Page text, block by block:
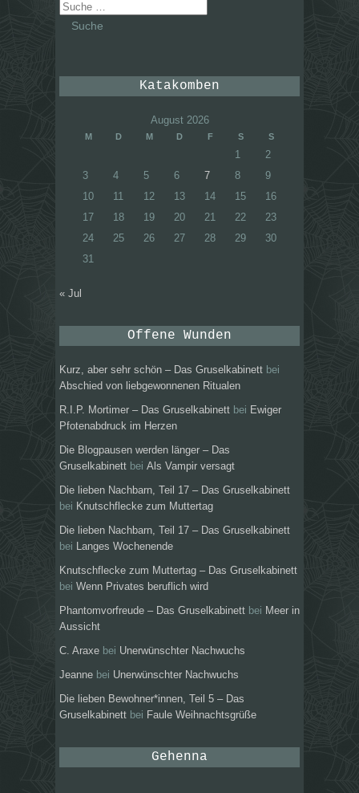
Suche
nach:
Katakomben
August 2026
M D M D F S S
1
2
3
4 5 6 7 8
9
10
11 12 13 14 15
16
17
18 19 20 21 22
23
24
25 26 27 28 29
30
31
« Jul
Offene Wunden
Kurz, aber sehr schön – Das Gruselkabinett bei
Abschied von liebgewonnenen Ritualen
R.I.P. Mortimer – Das Gruselkabinett bei Ewiger
Pfotenabdruck im Herzen
Die Blogpausen werden länger – Das
Gruselkabinett bei Als Vampir versagt
Die lieben Nachbarn, Teil 17 – Das Gruselkabinett
bei Knutschflecke zum Muttertag
Die lieben Nachbarn, Teil 17 – Das Gruselkabinett
bei
Langes Wochenende
Knutschflecke zum Muttertag – Das Gruselkabinett
bei Wenn Privates beruflich wird
Phantomvorfreude – Das Gruselkabinett bei Meer in
Aussicht
C. Araxe bei Unerwünschter Nachwuchs
Jeanne bei Unerwünschter Nachwuchs
Die lieben Bewohner*innen, Teil 5 – Das
Gruselkabinett bei Faule Weihnachtsgrüße
Gehenna